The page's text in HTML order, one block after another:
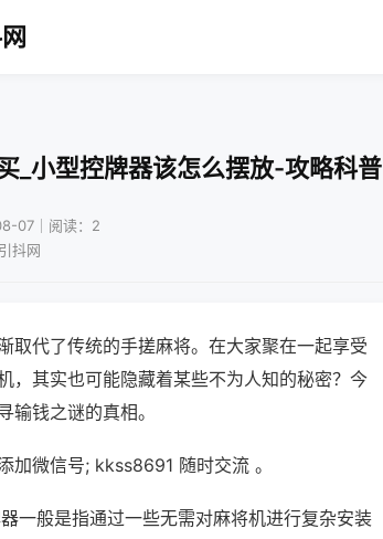
_小型控牌器该怎么摆放-攻略科普
07｜阅读：2
抖网
取代了传统的手搓麻将。在大家聚在一起享受
，其实也可能隐藏着某些不为人知的秘密？今
钱之谜的真相。
加微信号; kkss8691 随时交流 。
一般是指通过一些无需对麻将机进行复杂安装